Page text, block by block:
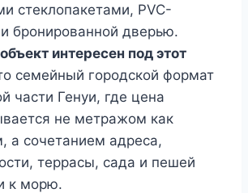
стеклопакетами, PVC-
бронированной дверью.
интересен под этот
семейный городской формат
части Генуи, где цена
не метражом как
а сочетанием адреса,
террасы, сада и пешей
к морю.